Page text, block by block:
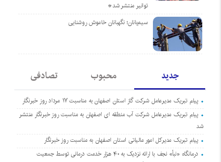
توانیر منتشر شد*
سیم‌بانان؛ نگهبانان خاموش روشنایی
جدید محبوب تصادفی
پیام تبریک مدیرعامل شرکت گاز استان اصفهان به مناسبت ۱۷ مرداد روز خبرنگار
پیام تبریک مدیرعامل شرکت آب منطقه ای اصفهان به مناسبت روز خبرنگار منتشر
شد
پیام تبریک مدیرکل امور مالیاتی استان اصفهان به مناسبت روز خبرنگار
درمانگاه «نبأ» نجف با ارائه نزدیک به ۴۰ هزار خدمت درمانی توسط جمعیت